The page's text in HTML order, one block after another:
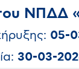
ΝΠΔΔ
: 05-
30-03-